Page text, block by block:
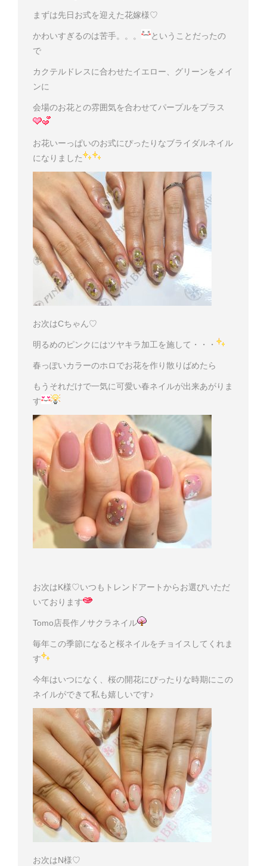
まずは先日お式を迎えた花嫁様♡
かわいすぎるのは苦手。。。
ということだったの
で
カクテルドレスに合わせたイエロー、グリーンをメイ
ンに
会場のお花との雰囲気を合わせてパープルをプラス
お花いーっぱいのお式にぴったりなブライダルネイル
になりました
お次はCちゃん♡
明るめのピンクにはツヤキラ加工を施して・・・
春っぽいカラーのホロでお花を作り散りばめたら
もうそれだけで一気に可愛い春ネイルが出来あがりま
す
お次はK様♡いつもトレンドアートからお選びいただ
いております
Tomo店長作ノサクラネイル
毎年この季節になると桜ネイルをチョイスしてくれま
す
今年はいつになく、桜の開花にぴったりな時期にこの
ネイルができて私も嬉しいです♪
お次はN様♡